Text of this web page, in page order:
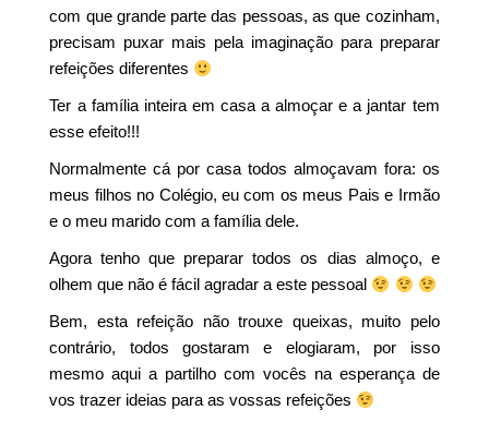
com que grande parte das pessoas, as que cozinham,
precisam puxar mais pela imaginação para preparar
refeições diferentes
Ter a família inteira em casa a almoçar e a jantar tem
esse efeito!!!
Normalmente cá por casa todos almoçavam fora: os
meus filhos no Colégio, eu com os meus Pais e Irmão
e o meu marido com a família dele.
Agora tenho que preparar todos os dias almoço, e
olhem que não é fácil agradar a este pessoal
Bem, esta refeição não trouxe queixas, muito pelo
contrário, todos gostaram e elogiaram, por isso
mesmo aqui a partilho com vocês na esperança de
vos trazer ideias para as vossas refeições